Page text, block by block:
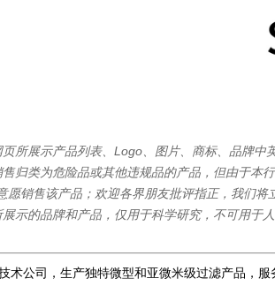
页所展示产品列表、Logo、图片、商标、品牌
售归类为危险品或其他违规品的产品，但由于
愿销售该产品；欢迎各界朋友批评指正，我们将
展示的品牌和产品，仅用于科学研究，不可用于
术公司，生产独特微型和亚微米级过滤产品，